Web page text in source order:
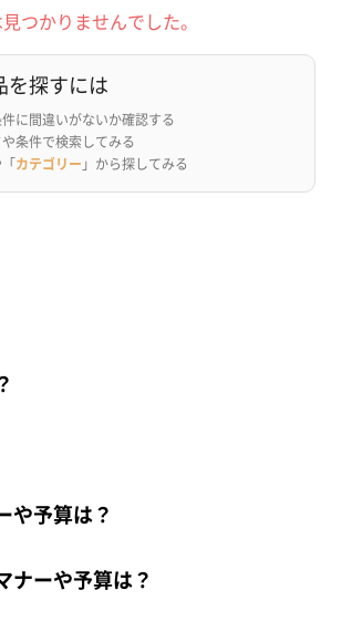
つかりませんでした。
を探すには
に間違いがないか確認する
条件で検索してみる
「カテゴリー 」から探してみる
や予算は？
ナーや予算は？